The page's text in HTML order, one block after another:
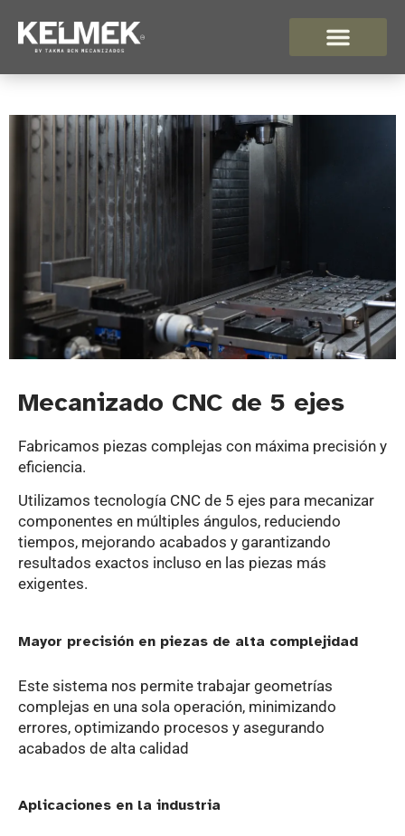
Mecanizado CNC de 5 ejes
Fabricamos piezas complejas con máxima precisión y
eficiencia.
Utilizamos tecnología CNC de 5 ejes para mecanizar
componentes en múltiples ángulos, reduciendo
tiempos, mejorando acabados y garantizando
resultados exactos incluso en las piezas más
exigentes.
Mayor precisión en piezas de alta complejidad
Este sistema nos permite trabajar geometrías
complejas en una sola operación, minimizando
errores, optimizando procesos y asegurando
acabados de alta calidad
Aplicaciones en la industria